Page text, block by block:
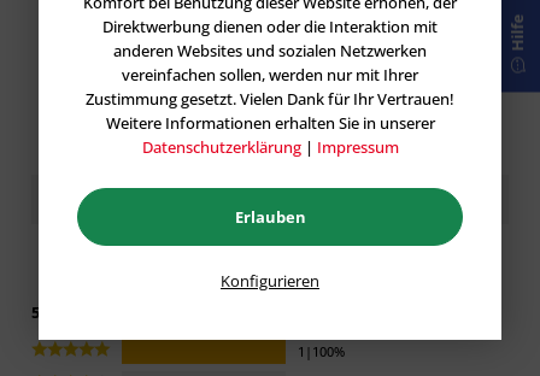
Kundenbewertungen / Erfahrungen
5 von 5 basieren auf 1 Bewertungen
1|100%
Hilfe
Direktwerbung dienen oder die Interaktion mit
anderen Websites und sozialen Netzwerken
vereinfachen sollen, werden nur mit Ihrer
Zustimmung gesetzt. Vielen Dank für Ihr Vertrauen!
Weitere Informationen erhalten Sie in unserer
Datenschutzerklärung| Impressum
Erlauben
Konfigurieren